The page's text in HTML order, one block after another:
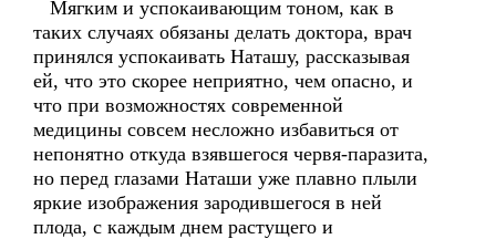
Мягким и успокаивающим тоном, как в
таких случаях обязаны делать доктора, врач
принялся успокаивать Наташу, рассказывая
ей, что это скорее неприятно, чем опасно, и
что при возможностях современной
медицины совсем несложно избавиться от
непонятно откуда взявшегося червя-паразита,
но перед глазами Наташи уже плавно плыли
яркие изображения зародившегося в ней
плода, с каждым днем растущего и